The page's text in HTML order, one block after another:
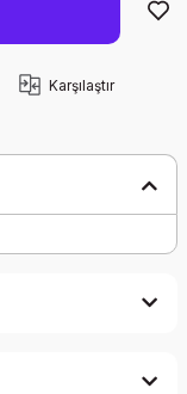
Karşılaştır